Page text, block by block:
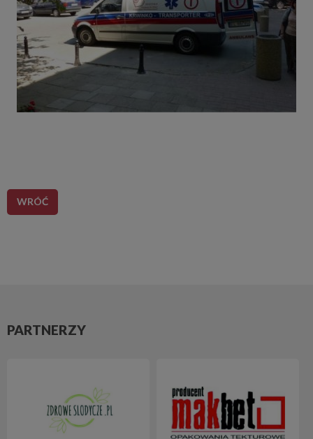
WRÓĆ
PARTNERZY